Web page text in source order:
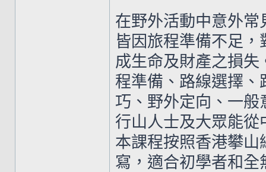
在野外活動中意外
皆因旅程準備不足
成生命及財產之損
程準備、路線選擇
巧、野外定向、一
行山人士及大眾能
本課程按照香港攀
寫，適合初學者和